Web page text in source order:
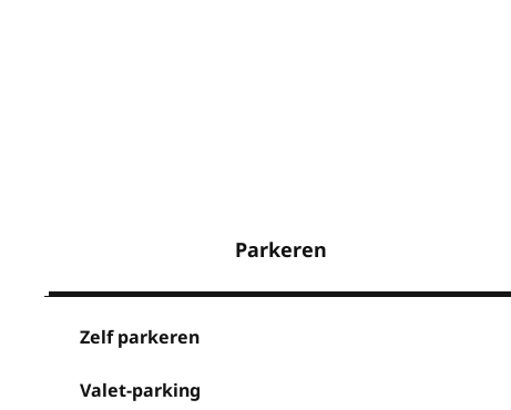
Parkeren
Zelf parkeren
Valet-parking